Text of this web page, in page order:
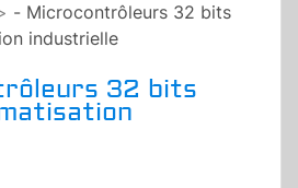
- Microcontrôleurs 32 bits
industrielle
32 bits